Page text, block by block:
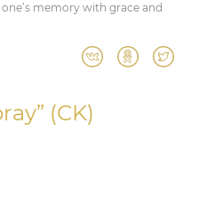
memory with grace and
(CK)